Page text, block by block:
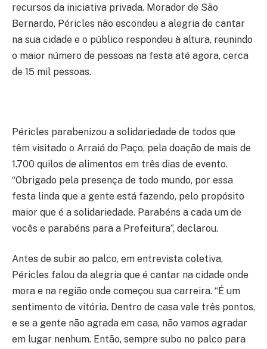
recursos da iniciativa privada. Morador de São
Bernardo, Péricles não escondeu a alegria de cantar
na sua cidade e o público respondeu à altura, reunindo
o maior número de pessoas na festa até agora, cerca
de 15 mil pessoas.
Péricles parabenizou a solidariedade de todos que
têm visitado o Arraiá do Paço, pela doação de mais de
1.700 quilos de alimentos em três dias de evento.
“Obrigado pela presença de todo mundo, por essa
festa linda que a gente está fazendo, pelo propósito
maior que é a solidariedade. Parabéns a cada um de
vocês e parabéns para a Prefeitura”, declarou.
Antes de subir ao palco, em entrevista coletiva,
Péricles falou da alegria que é cantar na cidade onde
mora e na região onde começou sua carreira. “É um
sentimento de vitória. Dentro de casa vale três pontos,
e se a gente não agrada em casa, não vamos agradar
em lugar nenhum. Então, sempre subo no palco para